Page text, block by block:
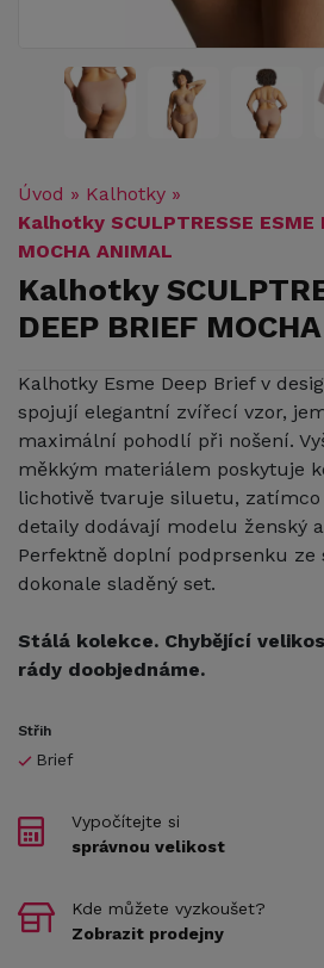
Úvod » Kalhotky »
Kalhotky SCULPTRESSE ESME
MOCHA ANIMAL
Kalhotky
DEEP BRIEF
Kalhotky Esme Deep Brief v
spojují elegantní zvířecí vzor,
maximální pohodlí při nošení.
měkkým materiálem poskytuje
lichotivě tvaruje siluetu,
detaily dodávají modelu ženský
Perfektně doplní podprsenku ze
dokonale sladěný set.
Stálá kolekce. Chybějící
rády doobjednáme.
Střih
Brief
Vypočítejte si
správnou velikost
Kde můžete vyzkoušet?
Zobrazit prodejny